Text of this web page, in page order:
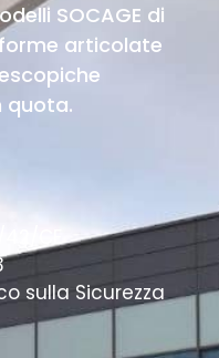
SOCAGE di
articolate
quota.
CE
sulla Sicurezza